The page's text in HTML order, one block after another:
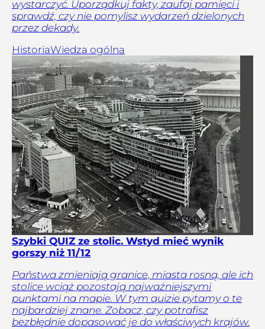
wystarczyć. Uporządkuj fakty, zaufaj pamięci i
sprawdź, czy nie pomylisz wydarzeń dzielonych
przez dekady.
HistoriaWiedza ogólna
Szybki QUIZ ze stolic. Wstyd mieć wynik
gorszy niż 11/12
Państwa zmieniają granice, miasta rosną, ale ich
stolice wciąż pozostają najważniejszymi
punktami na mapie. W tym quizie pytamy o te
najbardziej znane. Zobacz, czy potrafisz
bezbłędnie dopasować je do właściwych krajów.